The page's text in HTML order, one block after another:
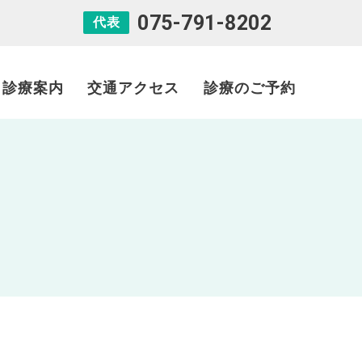
代表 075-791-8202
診療案内 交通アクセス 診療のご予約